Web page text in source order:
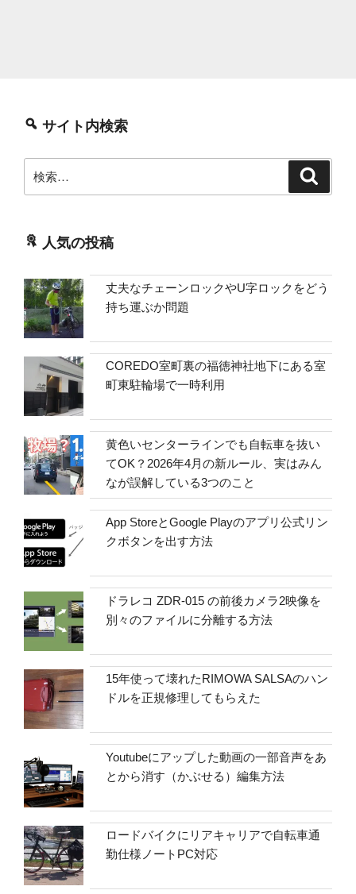
サイト内検索
索:
人気の投稿
丈夫なチェーンロックやU字ロックをどう
持ち運ぶか問題
COREDO室町裏の福徳神社地下にある室
町東駐輪場で一時利用
黄色いセンターラインでも自転車を抜い
てOK？2026年4月の新ルール、実はみん
なが誤解している3つのこと
App StoreとGoogle Playのアプリ公式リン
クボタンを出す方法
ドラレコ ZDR-015 の前後カメラ2映像を
別々のファイルに分離する方法
15年使って壊れたRIMOWA SALSAのハン
ドルを正規修理してもらえた
Youtubeにアップした動画の一部音声をあ
とから消す（かぶせる）編集方法
ロードバイクにリアキャリアで自転車通
勤仕様ノートPC対応